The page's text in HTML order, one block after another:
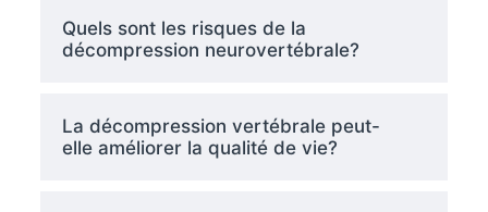
Quels sont les risques de la
décompression neurovertébrale?
La décompression vertébrale peut-
elle améliorer la qualité de vie?